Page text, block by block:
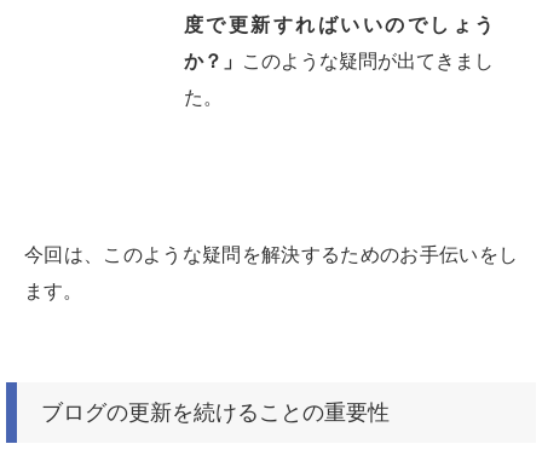
度で更新すればいいのでしょう
か？」
このような疑問が出てきまし
た。
今回は、このような疑問を解決するためのお手伝いをし
ます。
ブログの更新を続けることの重要性